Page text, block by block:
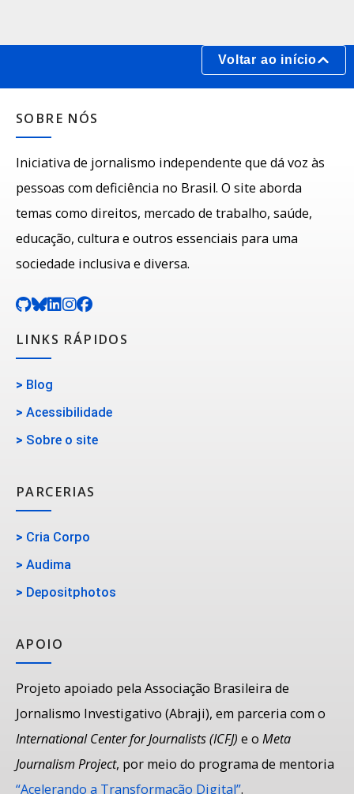
Voltar ao início
SOBRE NÓS
Iniciativa de jornalismo independente que dá voz às
pessoas com deficiência no Brasil. O site aborda
temas como direitos, mercado de trabalho, saúde,
educação, cultura e outros essenciais para uma
sociedade inclusiva e diversa.
LINKS RÁPIDOS
> Blog
> Acessibilidade
> Sobre o site
PARCERIAS
> Cria Corpo
> Audima
> Depositphotos
APOIO
Projeto apoiado pela Associação Brasileira de
Jornalismo Investigativo (Abraji), em parceria com o
International Center for Journalists (ICFJ) e o Meta
Journalism Project, por meio do programa de mentoria
“Acelerando a Transformação Digital”.